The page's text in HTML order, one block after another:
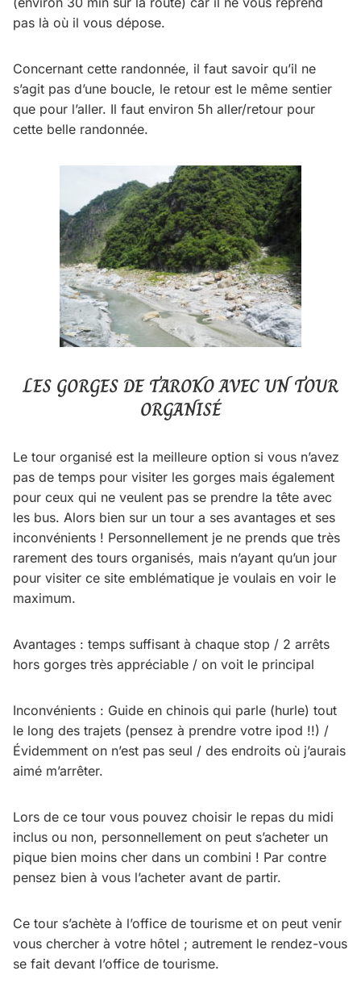
pas là où il vous dépose.
Concernant cette randonnée, il faut savoir qu’il ne
s’agit pas d’une boucle, le retour est le même sentier
que pour l’aller. Il faut environ 5h aller/retour pour
cette belle randonnée.
LES GORGES DE TAROKO AVEC UN TOUR
ORGANISÉ
Le tour organisé est la meilleure option si vous n’avez
pas de temps pour visiter les gorges mais également
pour ceux qui ne veulent pas se prendre la tête avec
les bus. Alors bien sur un tour a ses avantages et ses
inconvénients ! Personnellement je ne prends que très
rarement des tours organisés, mais n’ayant qu’un jour
pour visiter ce site emblématique je voulais en voir le
maximum.
Avantages : temps suffisant à chaque stop / 2 arrêts
hors gorges très appréciable / on voit le principal
Inconvénients : Guide en chinois qui parle (hurle) tout
le long des trajets (pensez à prendre votre ipod !!) /
Évidemment on n’est pas seul / des endroits où j’aurais
aimé m’arrêter.
Lors de ce tour vous pouvez choisir le repas du midi
inclus ou non, personnellement on peut s’acheter un
pique bien moins cher dans un combini ! Par contre
pensez bien à vous l’acheter avant de partir.
Ce tour s’achète à l’office de tourisme et on peut venir
vous chercher à votre hôtel ; autrement le rendez-vous
se fait devant l’office de tourisme.